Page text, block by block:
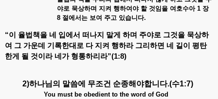
야로 묵상하며 지켜 행하여야 할 것임을 여호수아 1 장
8 절에서는 보여 주고 있습니다.
“이 율법책을 네 입에서 떠나지 말게 하며 주야로 그것을 묵상하
여 그 가운데 기록한대로 다 지켜 행하라 그리하면 네 길이 평탄
한게 될 것이라 네가 형통하리라”(1:8)
2)하나님의 말씀에 무조건 순종해야합니다.(수1:7)
You must be obedient to the word of God